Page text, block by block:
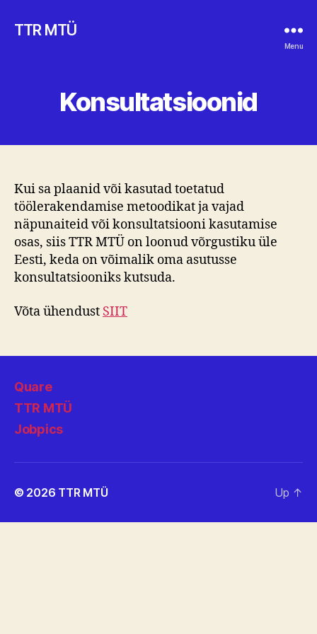
TTR MTÜ
Menu
Konsultatsioonid
Kui sa plaanid või kasutad toetatud
töölerakendamise metoodikat ja vajad
näpunaiteid või konsultatsiooni kasutamise
osas, siis TTR MTÜ on loonud võrgustiku üle
Eesti, keda on võimalik oma asutusse
konsultatsiooniks kutsuda.
Võta ühendust SIIT
Quare
TTR MTÜ
Jobpics
© 2026 TTR MTÜ Up ↑